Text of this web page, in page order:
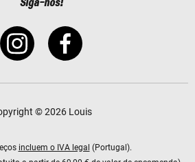
Siga-nos!
© 2026 Louis
incluem o IVA legal (Portugal).